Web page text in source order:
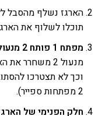
הארגז נשלף מהסבל
תוכלו לשלוף את
מפתח 1 פותח 2 מנעולים:
מנעול 2
וכך לא תצטרכו
2 מפתחות ספייר).
חלק הפנימי של